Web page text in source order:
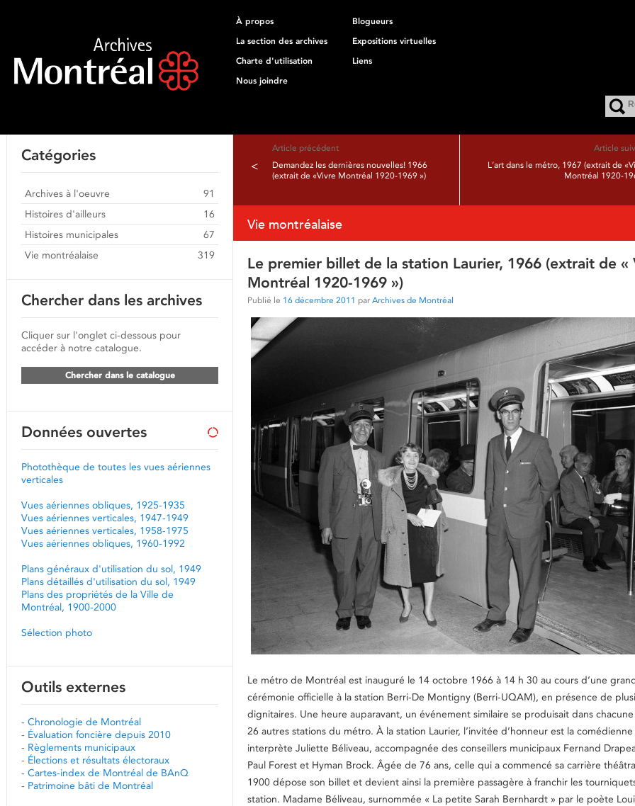
À propos
Blogueurs
La section des archives
Expositions virtuelles
Charte d'utilisation
Liens
Nous joindre
Article précédent
<
Demandez les dernières nouvelles! 1966
(extrait de «Vivre Montréal 1920-1969 »)
Article
L’art dans le métro, 1967 (extrait de
Montréal 1920-
Vie montréalaise
Le premier billet de la station Laurier, 1966 (extrait de «
Montréal 1920-1969 »)
Publié le 16 décembre 2011 par Archives de Montréal
Le métro de Montréal est inauguré le 14 octobre 1966 à 14 h 30 au cours d’une
cérémonie officielle à la station Berri-De Montigny (Berri-UQAM), en présence de
dignitaires. Une heure auparavant, un événement similaire se produisait dans
26 autres stations du métro. À la station Laurier, l’invitée d’honneur est la
interprète Juliette Béliveau, accompagnée des conseillers municipaux Fernand
Paul Forest et Hyman Brock. Âgée de 76 ans, celle qui a commencé sa carrière
1900 dépose son billet et devient ainsi la première passagère à franchir les
station. Madame Béliveau, surnommée « La petite Sarah Bernhardt » par le poète
Catégories
Archives à l'oeuvre
91
Histoires d'ailleurs
16
Histoires municipales
67
Vie montréalaise
319
Chercher dans les archives
Cliquer sur l'onglet ci-dessous pour
accéder à notre catalogue.
Chercher dans le catalogue
Données ouvertes
Photothèque de toutes les vues aériennes
verticales
Vues aériennes obliques, 1925-1935
Vues aériennes verticales, 1947-1949
Vues aériennes verticales, 1958-1975
Vues aériennes obliques, 1960-1992
Plans généraux d'utilisation du sol, 1949
Plans détaillés d'utilisation du sol, 1949
Plans des propriétés de la Ville de
Montréal, 1900-2000
Sélection photo
Outils externes
- Chronologie de Montréal
- Évaluation foncière depuis 2010
- Règlements municipaux
- Élections et résultats électoraux
- Cartes-index de Montréal de BAnQ
- Patrimoine bâti de Montréal